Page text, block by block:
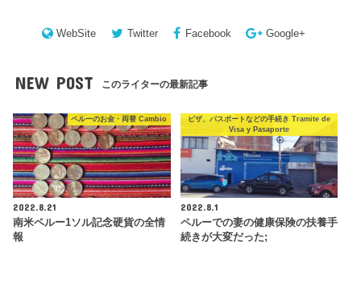
WebSite Twitter Facebook Google+
NEW POST このライターの最新記事
ペルーのお金・両替 Cambio
2022.8.21
南米ペルー1ソル記念硬貨の全情
報
ビザ、パスポートなどの手続き Tramite de
Visa y Pasaporte
2022.8.1
ペルーでの妻の健康保険の扶養手
続きが大変だった;